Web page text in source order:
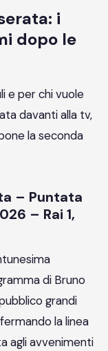
i
dopo le
e per chi vuole
davanti alla tv,
la seconda
– Puntata
– Rai 1,
di Bruno
grandi
la linea
agli avvenimenti